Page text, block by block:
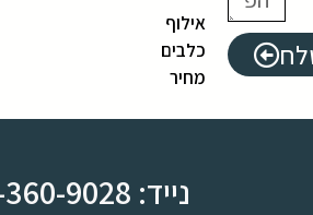
אילוף
כלבים
מחיר
נייד: 052-360-9028